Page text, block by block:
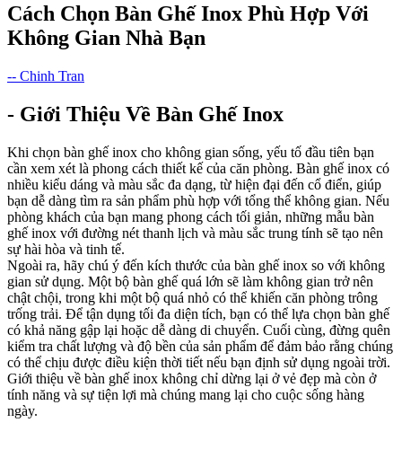
Cách Chọn Bàn Ghế Inox Phù Hợp Với
Không Gian Nhà Bạn
-- Chinh Tran
- Giới Thiệu Về Bàn Ghế Inox
Khi chọn bàn ghế inox cho không gian sống, yếu tố đầu tiên bạn
cần xem xét là phong cách thiết kế của căn phòng. Bàn ghế inox có
nhiều kiểu dáng và màu sắc đa dạng, từ hiện đại đến cổ điển, giúp
bạn dễ dàng tìm ra sản phẩm phù hợp với tổng thể không gian. Nếu
phòng khách của bạn mang phong cách tối giản, những mẫu bàn
ghế inox với đường nét thanh lịch và màu sắc trung tính sẽ tạo nên
sự hài hòa và tinh tế.
Ngoài ra, hãy chú ý đến kích thước của bàn ghế inox so với không
gian sử dụng. Một bộ bàn ghế quá lớn sẽ làm không gian trở nên
chật chội, trong khi một bộ quá nhỏ có thể khiến căn phòng trông
trống trải. Để tận dụng tối đa diện tích, bạn có thể lựa chọn bàn ghế
có khả năng gập lại hoặc dễ dàng di chuyển. Cuối cùng, đừng quên
kiểm tra chất lượng và độ bền của sản phẩm để đảm bảo rằng chúng
có thể chịu được điều kiện thời tiết nếu bạn định sử dụng ngoài trời.
Giới thiệu về bàn ghế inox không chỉ dừng lại ở vẻ đẹp mà còn ở
tính năng và sự tiện lợi mà chúng mang lại cho cuộc sống hàng
ngày.